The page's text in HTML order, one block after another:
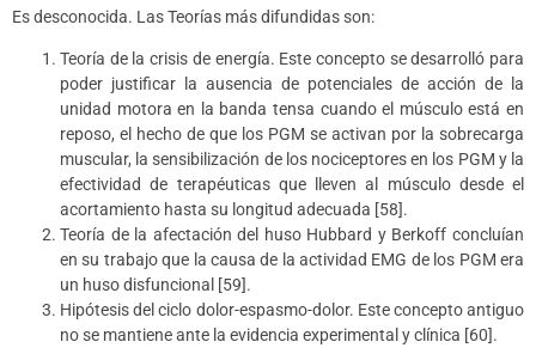
Es desconocida. Las Teorías más difundidas son:
Teoría de la crisis de energía. Este concepto se desarrolló para
poder justificar la ausencia de potenciales de acción de la
unidad motora en la banda tensa cuando el músculo está en
reposo, el hecho de que los PGM se activan por la sobrecarga
muscular, la sensibilización de los nociceptores en los PGM y la
efectividad de terapéuticas que lleven al músculo desde el
acortamiento hasta su longitud adecuada [58].
Teoría de la afectación del huso Hubbard y Berkoff concluían
en su trabajo que la causa de la actividad EMG de los PGM era
un huso disfuncional [59].
Hipótesis del ciclo dolor-espasmo-dolor. Este concepto antiguo
no se mantiene ante la evidencia experimental y clínica [60].